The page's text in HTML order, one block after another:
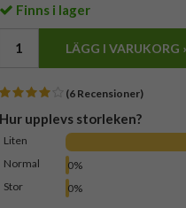
Finns i lager
LÄGG I VARUKORG
(6 Recensioner)
Hur upplevs storleken?
Liten
Normal
0%
Stor
0%